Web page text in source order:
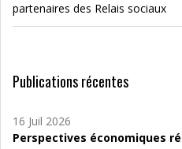
partenaires des Relais sociaux
Publications récentes
16 Juil 2026
Perspectives économiques